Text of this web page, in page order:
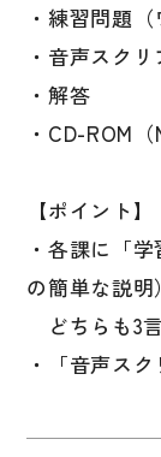
・練習問題（
・音声スクリ
・解答
・CD-ROM
【ポイント】
・各課に「
の簡単な説明
どちらも3
・「音声ス